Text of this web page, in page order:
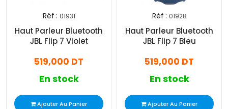
Réf : 01931
Haut Parleur Bluetooth
JBL Flip 7 Violet
519,000 DT
En stock
Ajouter Au Panier
Réf : 01928
Haut Parleur Bluetooth
JBL Flip 7 Bleu
519,000 DT
En stock
Ajouter Au Panier